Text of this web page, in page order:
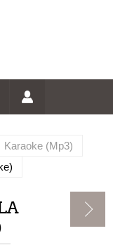
Karaoke (Mp3)